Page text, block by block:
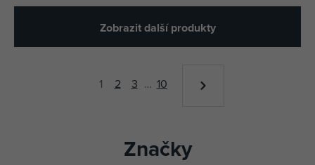
Zobrazit další produkty
1 2 3 … 10
Značky